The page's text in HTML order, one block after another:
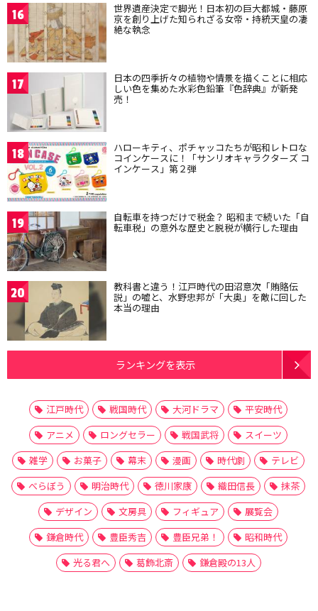
16 世界遺産決定で脚光！日本初の巨大都城・藤原
京を創り上げた知られざる女帝・持統天皇の凄
絶な執念
17 日本の四季折々の植物や情景を描くことに相応
しい色を集めた水彩色鉛筆『色辞典』が新発
売！
18 ハローキティ、ポチャッコたちが昭和レトロな
コインケースに！「サンリオキャラクターズ コ
インケース」第２弾
19 自転車を持つだけで税金？ 昭和まで続いた「自
転車税」の意外な歴史と脱税が横行した理由
20 教科書と違う！江戸時代の田沼意次「賄賂伝
説」の嘘と、水野忠邦が「大奥」を敵に回した
本当の理由
ランキングを表示
江戸時代 戦国時代 大河ドラマ
平安時代
アニメ
ロングセラー 戦国武将
スイーツ
雑学
お菓子 幕末 漫画 時代劇
テレビ
べらぼう
明治時代 徳川家康 織田信長
抹茶
デザイン
文房具 フィギュア
展覧会
鎌倉時代
豊臣秀吉 豊臣兄弟！
昭和時代
光る君へ
葛飾北斎 鎌倉殿の13人